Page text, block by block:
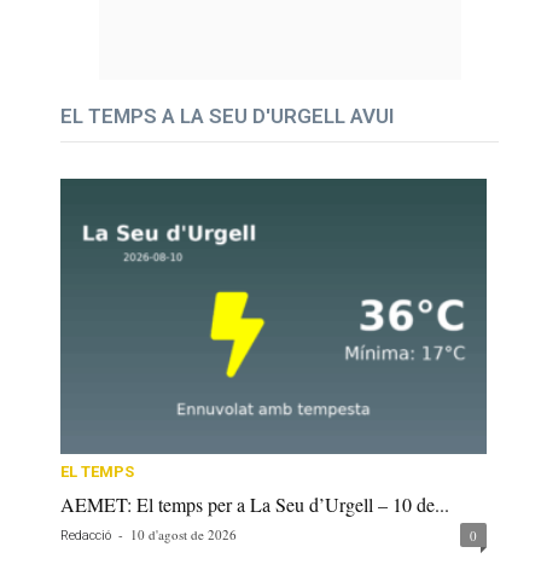
EL TEMPS A LA SEU D'URGELL AVUI
EL TEMPS
AEMET: El temps per a La Seu d’Urgell – 10 de...
Redacció - 10 d'agost de 2026 0